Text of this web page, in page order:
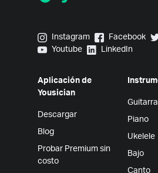
Yousician on Instagram
Instagram Yousician on
Facebook
Yousician on Youtube
Youtube Yousician on
LinkedIn
Aplicación de
Yousician
Descargar
Blog
Probar Premium sin
costo
Guitarra
Piano
Ukelele
Bajo
Canto